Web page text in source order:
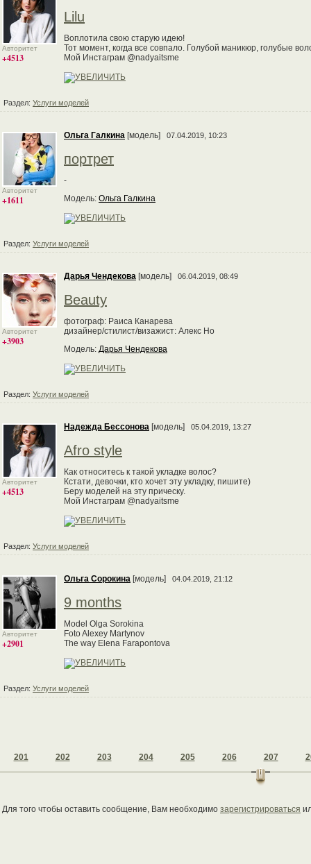
Авторитет
+4513
Lilu
Воплотила свою старую идею!
Тот момент, когда все совпало. Голубой маникюр, голубые
Мой Инстаграм @nadyaitsme
Раздел: Услуги моделей
Авторитет
+1611
Ольга Галкина [модель] 07.04.2019, 10:23
портрет
-
Модель: Ольга Галкина
Раздел: Услуги моделей
Авторитет
+3903
Дарья Чендекова [модель] 06.04.2019, 08:49
Beauty
фотограф: Раиса Канарева
дизайнер/стилист/визажист: Алекс Но
Модель: Дарья Чендекова
Раздел: Услуги моделей
Авторитет
+4513
Надежда Бессонова [модель] 05.04.2019, 13:27
Afro style
Как относитесь к такой укладке волос?
Кстати, девочки, кто хочет эту укладку, пишите)
Беру моделей на эту прическу.
Мой Инстаграм @nadyaitsme
Раздел: Услуги моделей
Авторитет
+2901
Ольга Сорокина [модель] 04.04.2019, 21:12
9 months
Model Olga Sorokina
Foto Alexey Martynov
The way Elena Farapontova
Раздел: Услуги моделей
201 202 203 204 205 206 207
Для того чтобы оставить сообщение, Вам необходимо зарегистрироваться